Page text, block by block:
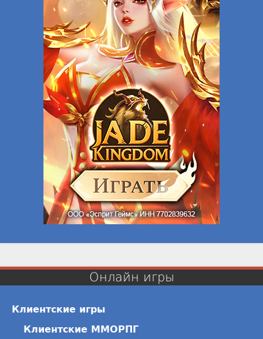
Онлайн игры
Клиентские игры
Клиентские ММОРПГ